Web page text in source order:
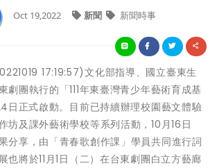
Oct 19,2022 新聞 新聞時事
17:19:57)文化部指導、國立臺東生
劇團執行的「111年東臺灣青少年藝術育成基
日正式啟動。目前已持續辦理校園藝文體驗
坊及課外藝術學校等系列活動，10月16日
分享，由「青春歌創作課」學員共同進行詞
也將於11月1日（二）在台東劇團白立方藝廊